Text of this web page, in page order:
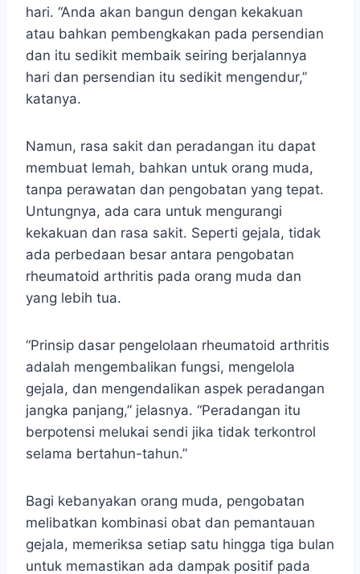
hari. “Anda akan bangun dengan kekakuan
atau bahkan pembengkakan pada persendian
dan itu sedikit membaik seiring berjalannya
hari dan persendian itu sedikit mengendur,”
katanya.
Namun, rasa sakit dan peradangan itu dapat
membuat lemah, bahkan untuk orang muda,
tanpa perawatan dan pengobatan yang tepat.
Untungnya, ada cara untuk mengurangi
kekakuan dan rasa sakit. Seperti gejala, tidak
ada perbedaan besar antara pengobatan
rheumatoid arthritis pada orang muda dan
yang lebih tua.
“Prinsip dasar pengelolaan rheumatoid arthritis
adalah mengembalikan fungsi, mengelola
gejala, dan mengendalikan aspek peradangan
jangka panjang,” jelasnya. “Peradangan itu
berpotensi melukai sendi jika tidak terkontrol
selama bertahun-tahun.”
Bagi kebanyakan orang muda, pengobatan
melibatkan kombinasi obat dan pemantauan
gejala, memeriksa setiap satu hingga tiga bulan
untuk memastikan ada dampak positif pada